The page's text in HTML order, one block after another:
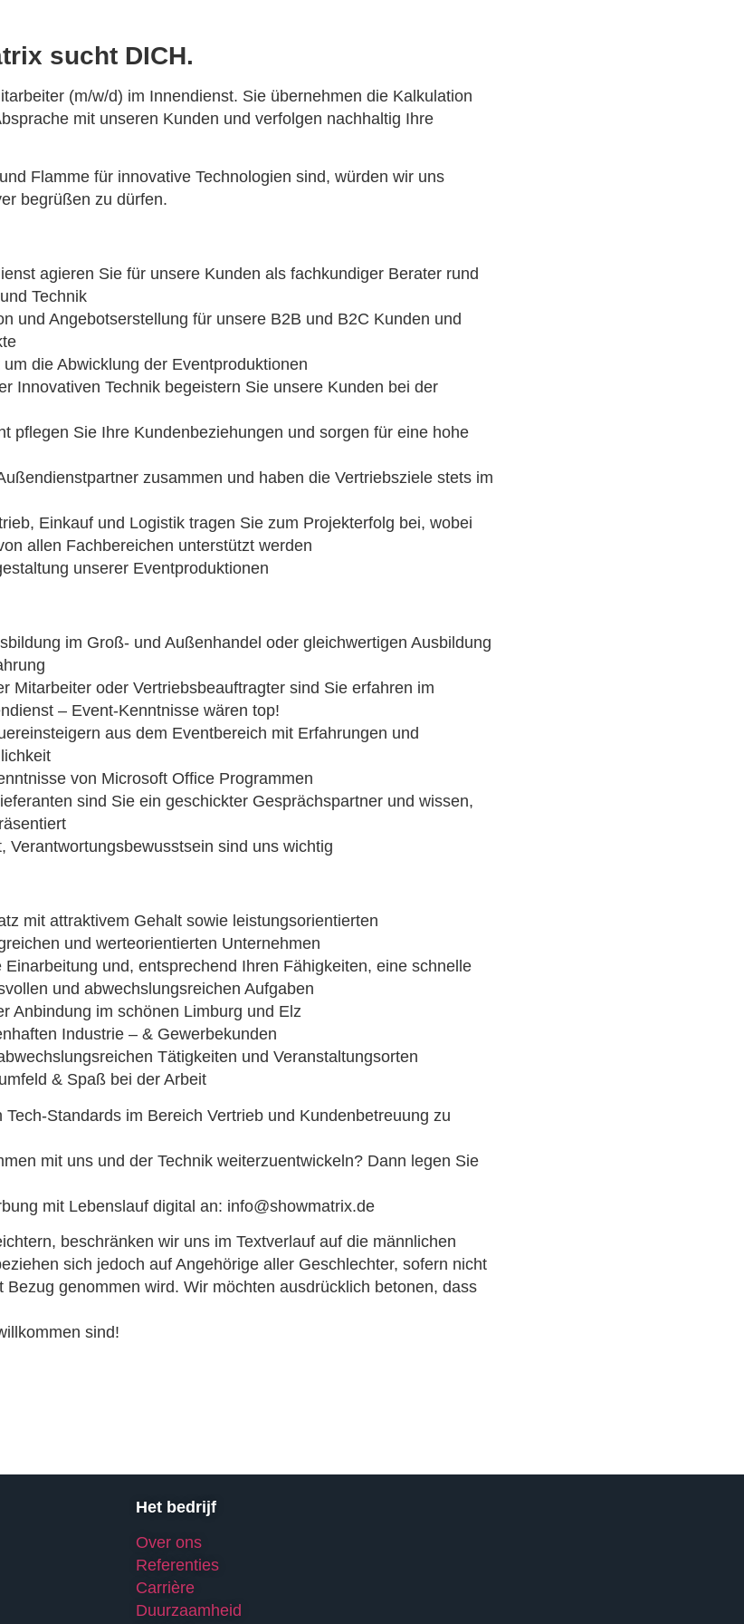
sucht DICH.
(m/w/d) im Innendienst. Sie übernehmen die Kalkulation
mit unseren Kunden und verfolgen nachhaltig Ihre
Flamme für innovative Technologien sind, würden wir uns
begrüßen zu dürfen.
agieren Sie für unsere Kunden als fachkundiger Berater rund
Technik
und Angebotserstellung für unsere B2B und B2C Kunden und
die Abwicklung der Eventproduktionen
Innovativen Technik begeistern Sie unsere Kunden bei der
pflegen Sie Ihre Kundenbeziehungen und sorgen für eine hohe
zusammen und haben die Vertriebsziele stets im
Einkauf und Logistik tragen Sie zum Projekterfolg bei, wobei
allen Fachbereichen unterstützt werden
unserer Eventproduktionen
im Groß- und Außenhandel oder gleichwertigen Ausbildung
Mitarbeiter oder Vertriebsbeauftragter sind Sie erfahren im
– Event-Kenntnisse wären top!
aus dem Eventbereich mit Erfahrungen und
von Microsoft Office Programmen
sind Sie ein geschickter Gesprächspartner und wissen,
Verantwortungsbewusstsein sind uns wichtig
mit attraktivem Gehalt sowie leistungsorientierten
und werteorientierten Unternehmen
Einarbeitung und, entsprechend Ihren Fähigkeiten, eine schnelle
und abwechslungsreichen Aufgaben
Anbindung im schönen Limburg und Elz
Industrie – & Gewerbekunden
Tätigkeiten und Veranstaltungsorten
& Spaß bei der Arbeit
Standards im Bereich Vertrieb und Kundenbetreuung zu
mit uns und der Technik weiterzuentwickeln? Dann legen Sie
mit Lebenslauf digital an: info@showmatrix.de
beschränken wir uns im Textverlauf auf die männlichen
sich jedoch auf Angehörige aller Geschlechter, sofern nicht
genommen wird. Wir möchten ausdrücklich betonen, dass
sind!
Het bedrijf
Over ons
Referenties
Carrière
Duurzaamheid